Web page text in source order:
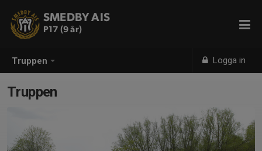
Truppen Logga in
SMEDBY AIS
P17 (9 år)
Truppen